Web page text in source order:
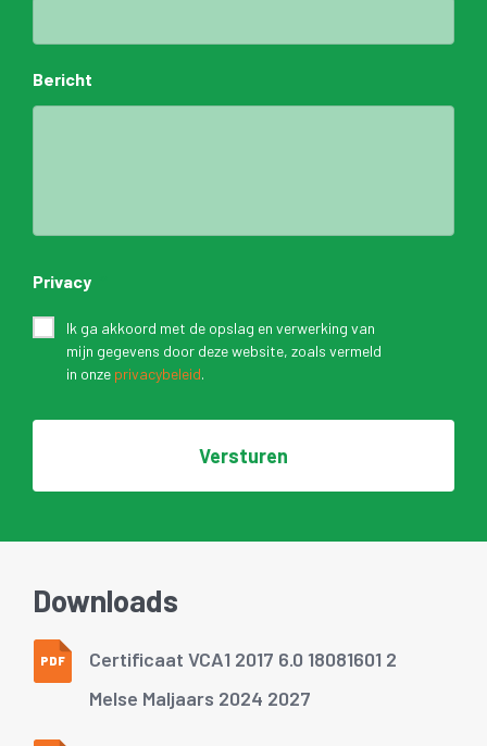
Bericht
Privacy
Ik ga akkoord met de opslag en verwerking van
mijn gegevens door deze website, zoals vermeld
in onze privacybeleid.
Downloads
PDF
Certificaat VCA1 2017 6.0 18081601 2
Melse Maljaars 2024 2027